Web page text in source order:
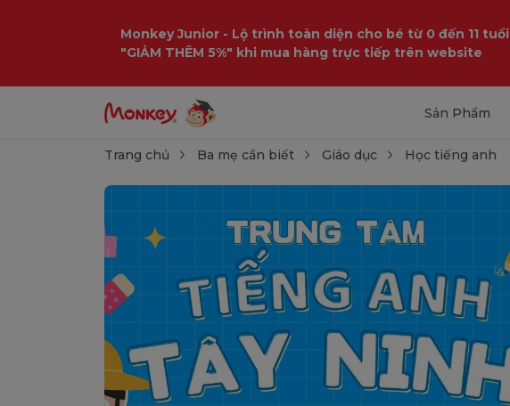
Monkey Junior - Lộ trình toàn diện cho bé từ 0 đến 11 tuổi
"GIẢM THÊM 5%" khi mua hàng trực tiếp trên website
Sản Phẩm
Trang chủ Ba mẹ cần biết Giáo dục Học tiếng anh